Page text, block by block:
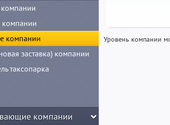
компании
компании
заставка) компании
таксопарка
компании
Уровень компании